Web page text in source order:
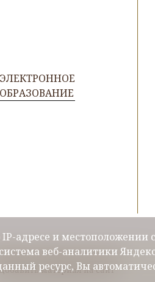
ЭЛЕКТРОННОЕ
ОБРАЗОВАНИЕ
конфиденциальности
материал на сайт
адресе и местоположении
веб-аналитики
ресурс, Вы